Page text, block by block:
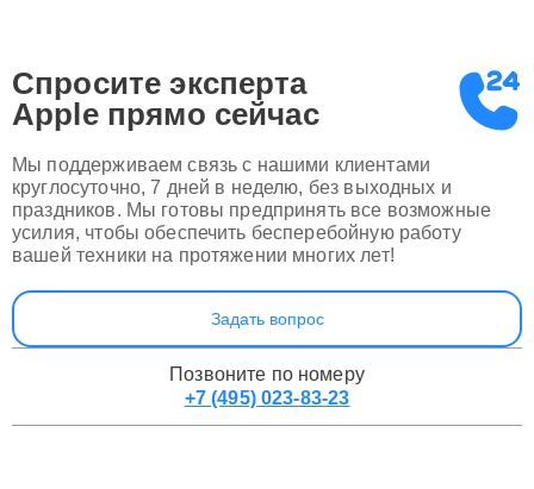
Спросите эксперта
Apple прямо сейчас
Мы поддерживаем связь с нашими клиентами
круглосуточно, 7 дней в неделю, без выходных и
праздников. Мы готовы предпринять все возможные
усилия, чтобы обеспечить бесперебойную работу
вашей техники на протяжении многих лет!
Задать вопрос
Позвоните по номеру
+7 (495) 023-83-23